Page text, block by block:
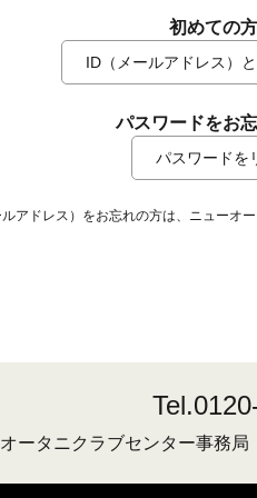
初めての
ID（メールアドレス）
パスワードをお
パスワードを
アドレス）をお忘れの方は、ニューオ
ータニクラブセンター事務局